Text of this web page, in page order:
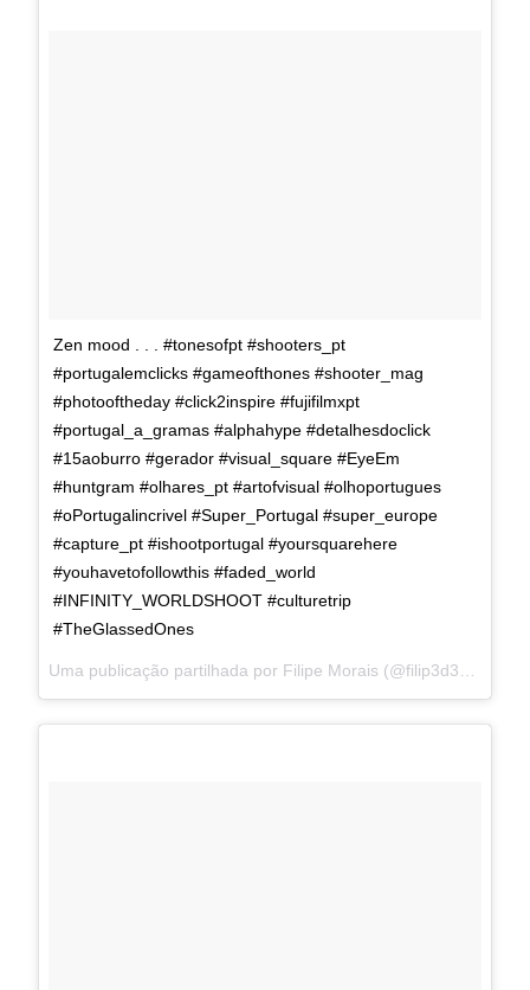
Zen mood . . . #tonesofpt #shooters_pt
#portugalemclicks #gameofthones #shooter_mag
#photooftheday #click2inspire #fujifilmxpt
#portugal_a_gramas #alphahype #detalhesdoclick
#15aoburro #gerador #visual_square #EyeEm
#huntgram #olhares_pt #artofvisual #olhoportugues
#oPortugalincrivel #Super_Portugal #super_europe
#capture_pt #ishootportugal #yoursquarehere
#youhavetofollowthis #faded_world
#INFINITY_WORLDSHOOT #culturetrip
#TheGlassedOnes